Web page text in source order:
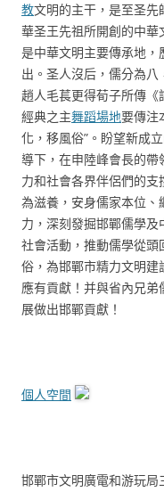
教文明的主干，是至圣先
華圣王先祖所開創的中華
是中華文明主要傳承地
出。圣人沒后，儒分為八
趙人毛萇更得荀子所傳
經典之主舞蹈場地要傳注
化，移風俗”。盼望新成
導下，在申陸峰會長的帶
力和社會各界伴侶們的
為滋養，安身儒家本位
力，深刻發掘邯鄲儒學
社會活動，推動儒學從
俗，為邯鄲市精力文明
應有貢獻！并與省內兄
展做出邯鄲貢獻！
個人空間
邯鄲市文明廣電和游玩